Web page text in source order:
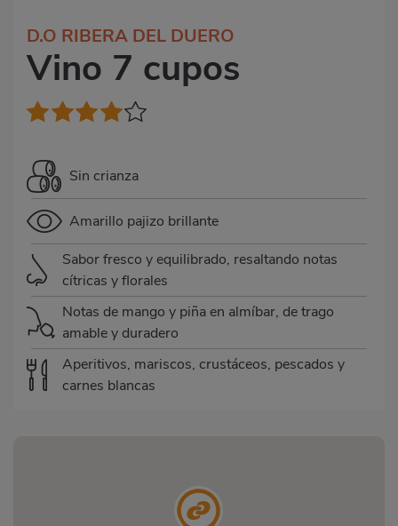
D.O RIBERA DEL DUERO
Vino 7 cupos
Sin crianza
Amarillo pajizo brillante
Sabor fresco y equilibrado, resaltando notas
cítricas y florales
Notas de mango y piña en almíbar, de trago
amable y duradero
Aperitivos, mariscos, crustáceos, pescados y
carnes blancas